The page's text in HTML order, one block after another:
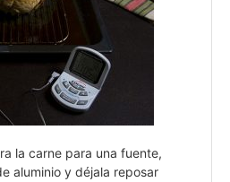
la carne para una fuente,
aluminio y déjala reposar